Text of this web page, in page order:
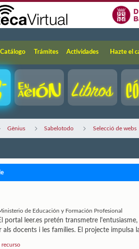
Catálogo Trámites Actividades Hazte el
Gènius Sabelotodo Selecció de webs
de Educación y Formación Profesional
portal leer.es pretén transmetre
als docents i les famílies. El projecte
recurso